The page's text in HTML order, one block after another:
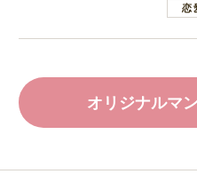
恋
オリジナルマ